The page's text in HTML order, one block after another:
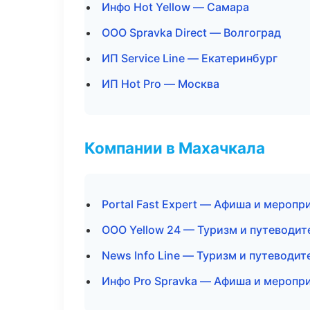
Инфо Hot Yellow — Самара
ООО Spravka Direct — Волгоград
ИП Service Line — Екатеринбург
ИП Hot Pro — Москва
Компании в Махачкала
Portal Fast Expert — Афиша и
ООО Yellow 24 — Туризм и
News Info Line — Туризм и
Инфо Pro Spravka — Афиша и